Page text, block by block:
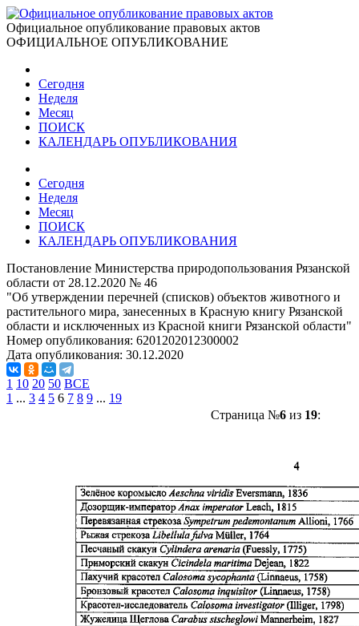
Официальное опубликование правовых актов
ОФИЦИАЛЬНОЕ ОПУБЛИКОВАНИЕ
Сегодня
Неделя
Месяц
ПОИСК
КАЛЕНДАРЬ ОПУБЛИКОВАНИЯ
Сегодня
Неделя
Месяц
ПОИСК
КАЛЕНДАРЬ ОПУБЛИКОВАНИЯ
Постановление Министерства природопользования Рязанской
области от 28.12.2020 № 46
"Об утверждении перечней (списков) объектов животного и
растительного мира, занесенных в Красную книгу Рязанской
области и исключенных из Красной книги Рязанской области"
Номер опубликования: 6201202012300002
Дата опубликования: 30.12.2020
1 10 20 50 ВСЕ
1 ... 3 4 5 6 7 8 9 ... 19
Страница №6из 19: